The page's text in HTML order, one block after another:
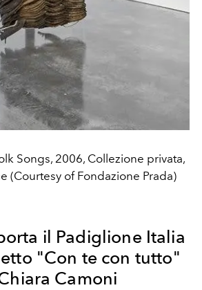
Songs, 2006, Collezione privata,
(Courtesy of Fondazione Prada)
il Padiglione Italia
"Con te con tutto"
Camoni